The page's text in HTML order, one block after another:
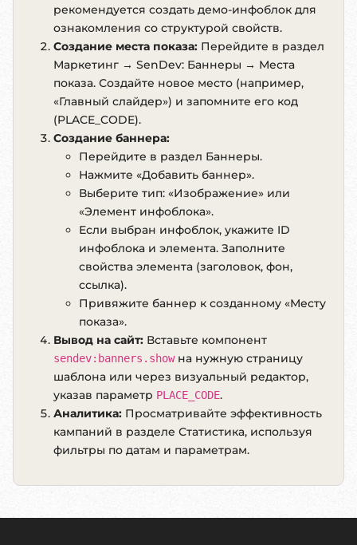
рекомендуется создать демо-инфоблок для
ознакомления со структурой свойств.
Создание места показа: Перейдите в раздел
Маркетинг → SenDev: Баннеры → Места
показа. Создайте новое место (например,
«Главный слайдер») и запомните его код
(PLACE_CODE).
Создание баннера:
Перейдите в раздел Баннеры.
Нажмите «Добавить баннер».
Выберите тип: «Изображение» или
«Элемент инфоблока».
Если выбран инфоблок, укажите ID
инфоблока и элемента. Заполните
свойства элемента (заголовок, фон,
ссылка).
Привяжите баннер к созданному «Месту
показа».
Вывод на сайт: Вставьте компонент
sendev:banners.showна нужную страницу
шаблона или через визуальный редактор,
указав параметр PLACE_CODE.
Аналитика: Просматривайте эффективность
кампаний в разделе Статистика, используя
фильтры по датам и параметрам.